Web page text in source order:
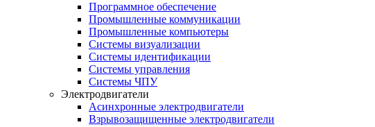
Программное обеспечение
Промышленные коммуникации
Промышленные компьютеры
Системы визуализации
Системы идентификации
Системы управления
Системы ЧПУ
Электродвигатели
Асинхронные электродвигатели
Взрывозащищенные электродвигатели